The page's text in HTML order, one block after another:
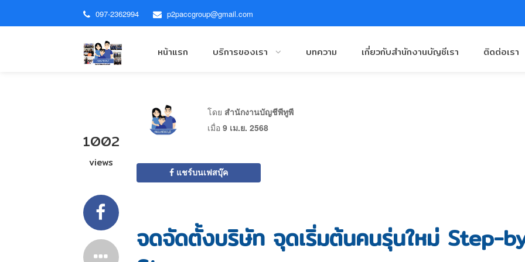
097-2362994 p2paccgroup@gmail.com
หน้าแรก บริการของเรา บทความ เกี่ยวกับสำนักงานบัญชีเรา ติดต่อเรา
1002
views
โดย สำนักงานบัญชีพีทูพี
เมื่อ 9 เม.ย. 2568
แชร์บนเฟสบุ๊ค
จดจัดตั้งบริษัท จุดเริ่มต้นคนรุ่นใหม่ Step-